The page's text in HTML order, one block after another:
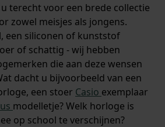
terecht voor een brede collectie
zowel meisjes als jongens.
een siliconen of kunststof
of schattig - wij hebben
die aan deze wensen
dacht u bijvoorbeeld van een
een stoer Casio exemplaar
modelletje? Welk horloge is
op school te verschijnen?